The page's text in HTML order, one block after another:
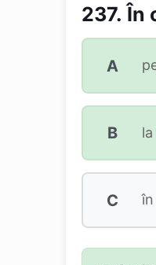
237. În
A
B
C în